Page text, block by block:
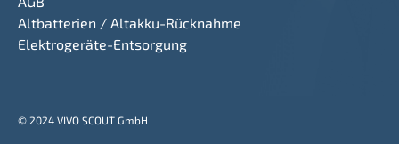
Altbatterien / Altakku-Rücknahme
Elektrogeräte-Entsorgung
© 2024 VIVO SCOUT GmbH